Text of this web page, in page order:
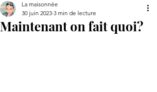
Maintenant on fait quoi?
La maisonnée
30 juin 2023 3 min de lecture